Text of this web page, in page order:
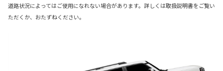
道路状況によってはご使用になれない場合があります。詳しくは取扱説明書をご覧い
ただくか、おたずねください。